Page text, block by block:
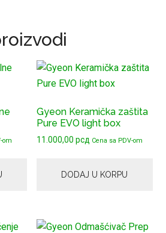
om
Gyeon Keramička zaštita
Pure EVO light box
11.000,00рсд Cena sa PDV-om
DODAJ U KORPU
Ovaj